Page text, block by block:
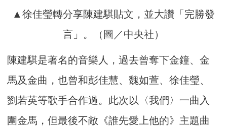
▲徐佳瑩轉分享陳建騏貼文，並大讚「完勝發
言」。（圖／中央社）
陳建騏是著名的音樂人，過去曾奪下金鐘、金
馬及金曲，也曾和彭佳慧、魏如萱、徐佳瑩、
劉若英等歌手合作過。此次以〈我們〉一曲入
圍金馬，但最後不敵《誰先愛上他的》主題曲